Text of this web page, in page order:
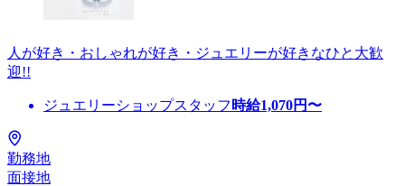
人が好き・おしゃれが好き・ジュエリーが好きなひと大歓
迎!!
ジュエリーショップスタッフ 時給1,070円〜
勤務地
面接地